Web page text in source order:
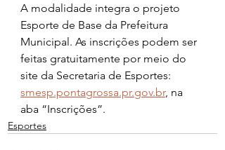
A modalidade integra o projeto
Esporte de Base da Prefeitura
Municipal. As inscrições podem ser
feitas gratuitamente por meio do
site da Secretaria de Esportes:
smesp.pontagrossa.pr.gov.br, na
aba “Inscrições”.
Esportes